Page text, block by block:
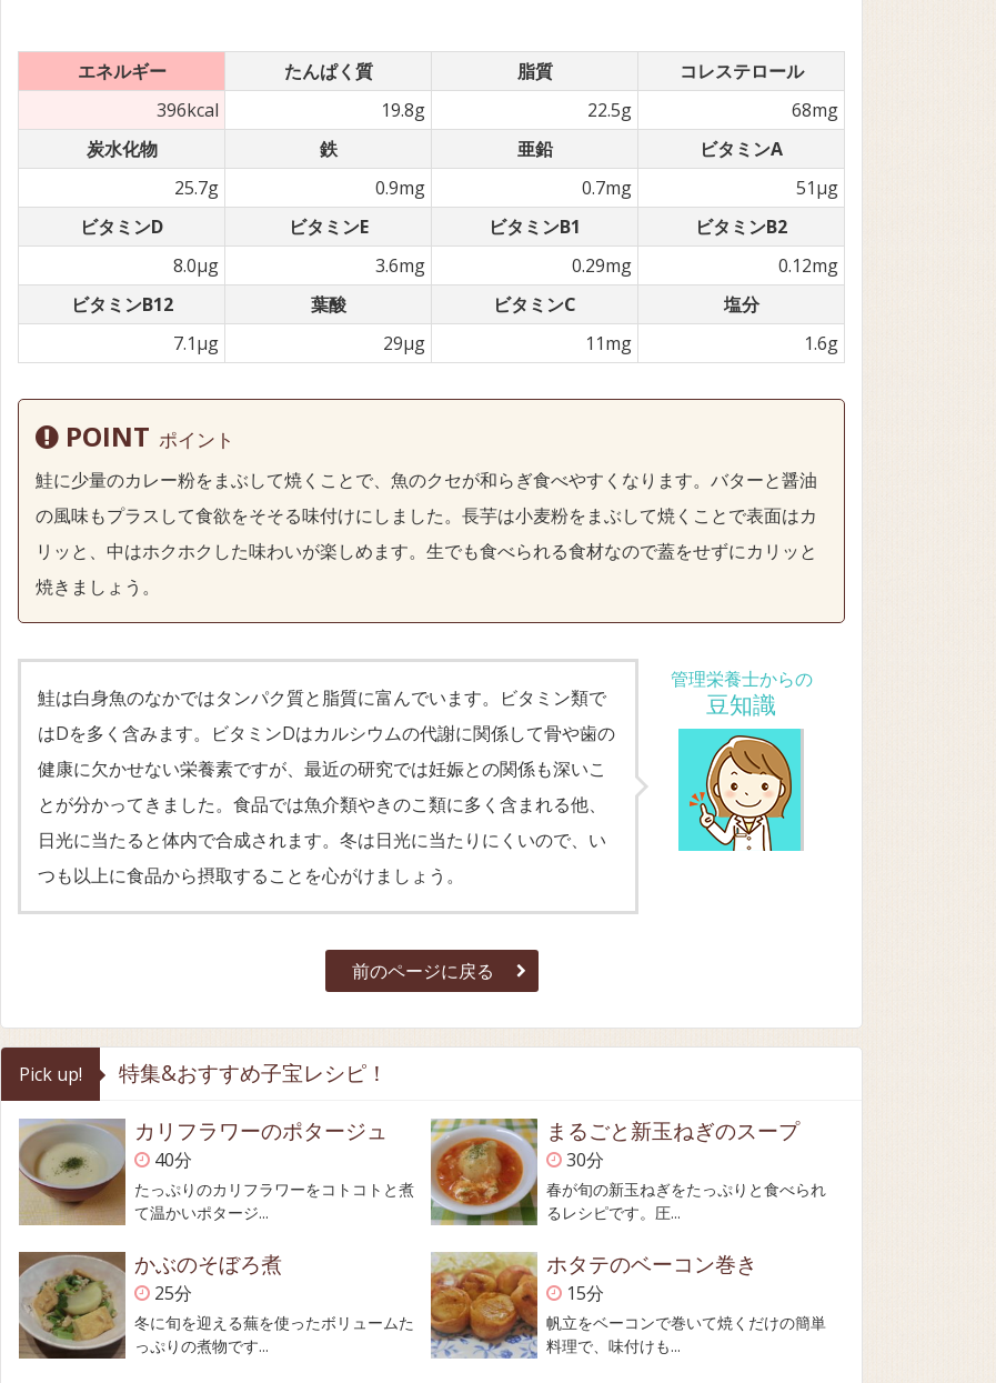
エネルギー たんぱく質 脂質
コレステロール
396kcal
19.8g 22.5g
68mg
炭水化物
鉄 亜鉛
ビタミンA
25.7g
0.9mg 0.7mg
51µg
ビタミンD
ビタミンE ビタミンB1
ビタミンB2
8.0µg
3.6mg 0.29mg
0.12mg
ビタミンB12
葉酸 ビタミンC
塩分
7.1µg
29µg 11mg 1.6g
POINT ポイント
鮭に少量のカレー粉をまぶして焼くことで、魚のクセが和らぎ食べやすくなります。バターと醤油
の風味もプラスして食欲をそそる味付けにしました。長芋は小麦粉をまぶして焼くことで表面はカ
リッと、中はホクホクした味わいが楽しめます。生でも食べられる食材なので蓋をせずにカリッと
焼きましょう。
管理栄養士からの
豆知識
鮭は白身魚のなかではタンパク質と脂質に富んでいます。ビタミン類で
はDを多く含みます。ビタミンDはカルシウムの代謝に関係して骨や歯の
健康に欠かせない栄養素ですが、最近の研究では妊娠との関係も深いこ
とが分かってきました。食品では魚介類やきのこ類に多く含まれる他、
日光に当たると体内で合成されます。冬は日光に当たりにくいので、い
つも以上に食品から摂取することを心がけましょう。
前のページに戻る
Pick up!
特集&おすすめ子宝レシピ！
カリフラワーのポタージュ
40分
たっぷりのカリフラワーをコトコトと煮
て温かいポタージ...
まるごと新玉ねぎのスープ
30分
春が旬の新玉ねぎをたっぷりと食べられ
るレシピです。圧...
かぶのそぼろ煮
25分
冬に旬を迎える蕪を使ったボリュームた
っぷりの煮物です...
ホタテのベーコン巻き
15分
帆立をベーコンで巻いて焼くだけの簡単
料理で、味付けも...